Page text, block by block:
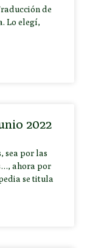
de
Lo elegí,
2022
sea por las
ahora por
se titula